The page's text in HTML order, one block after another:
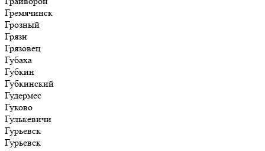
Гремячинск
Грозный
Грязи
Грязовец
Губаха
Губкин
Губкинский
Гудермес
Гуково
Гулькевичи
Гурьевск
Гурьевск